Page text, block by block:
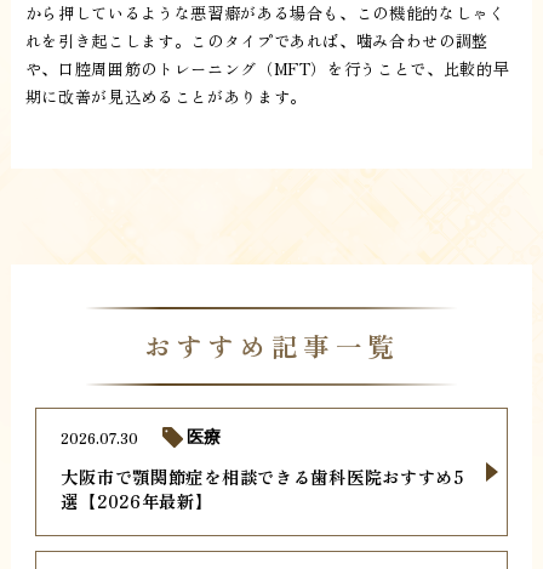
から押しているような悪習癖がある場合も、この機能的なしゃく
れを引き起こします。このタイプであれば、噛み合わせの調整
や、口腔周囲筋のトレーニング（MFT）を行うことで、比較的早
期に改善が見込めることがあります。
おすすめ記事一覧
大阪市で顎関節症を相談できる歯科医院おすすめ5
選【2026年最新】
2026.07.30 医療